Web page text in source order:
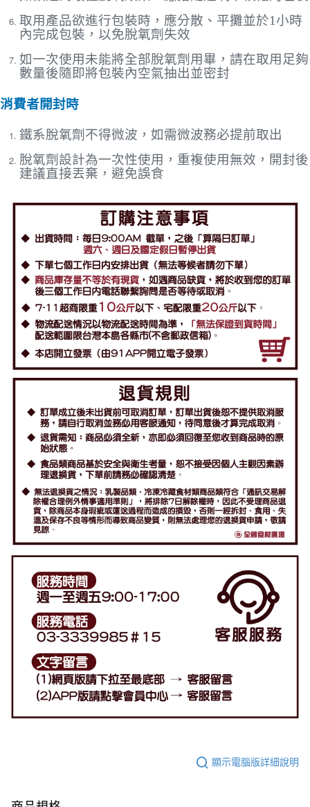
取用產品欲進行包裝時，應分散、平攤並於1小時
內完成包裝，以免脫氧劑失效
如一次使用未能將全部脫氧劑用畢，請在取用足夠
數量後隨即將包裝內空氣抽出並密封
消費者開封時
鐵系脫氧劑不得微波，如需微波務必提前取出
脫氧劑設計為一次性使用，重複使用無效，開封後
建議直接丟棄，避免誤食
顯示電腦版詳細說明